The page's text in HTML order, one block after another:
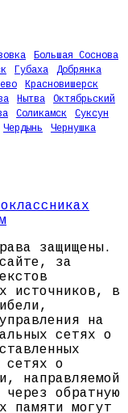
Большая Соснова
Губаха
Добрянка
Красновишерск
Нытва
Октябрьский
Соликамск
Суксун
Чердынь
Чернушка
защищены.
за
источников, в
на
сетях о
сетях о
направляемой
обратную
памяти могут